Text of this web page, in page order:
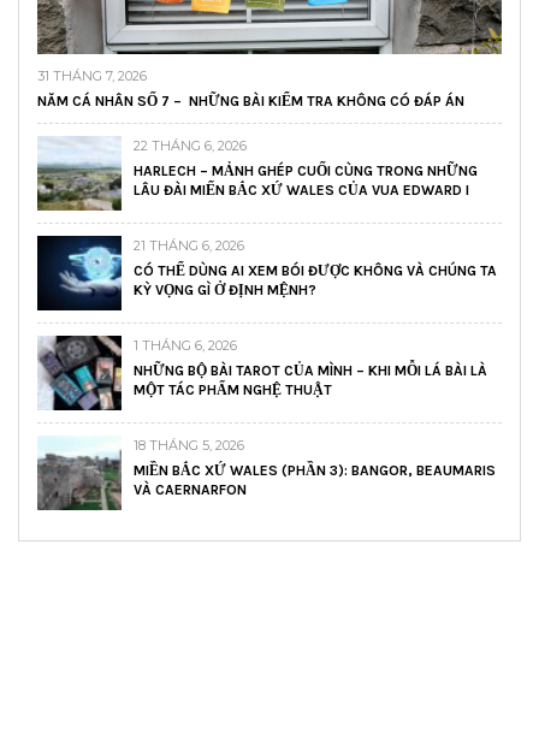
31 THÁNG 7, 2026
NĂM CÁ NHÂN SỐ 7 – NHỮNG BÀI KIỂM TRA KHÔNG CÓ ĐÁP ÁN
22 THÁNG 6, 2026
HARLECH – MẢNH GHÉP CUỐI CÙNG TRONG NHỮNG
LÂU ĐÀI MIẾN BẮC XỨ WALES CỦA VUA EDWARD I
21 THÁNG 6, 2026
CÓ THỂ DÙNG AI XEM BÓI ĐƯỢC KHÔNG VÀ CHÚNG TA
KỲ VỌNG GÌ Ở ĐỊNH MỆNH?
1 THÁNG 6, 2026
NHỮNG BỘ BÀI TAROT CỦA MÌNH – KHI MỖI LÁ BÀI LÀ
MỘT TÁC PHẨM NGHỆ THUẬT
18 THÁNG 5, 2026
MIỀN BẮC XỨ WALES (PHẦN 3): BANGOR, BEAUMARIS
VÀ CAERNARFON